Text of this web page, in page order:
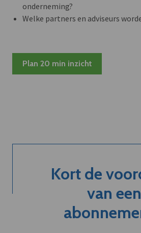
onderneming?
Welke partners en adviseurs
Plan 20 min inzicht
Kort de
van een